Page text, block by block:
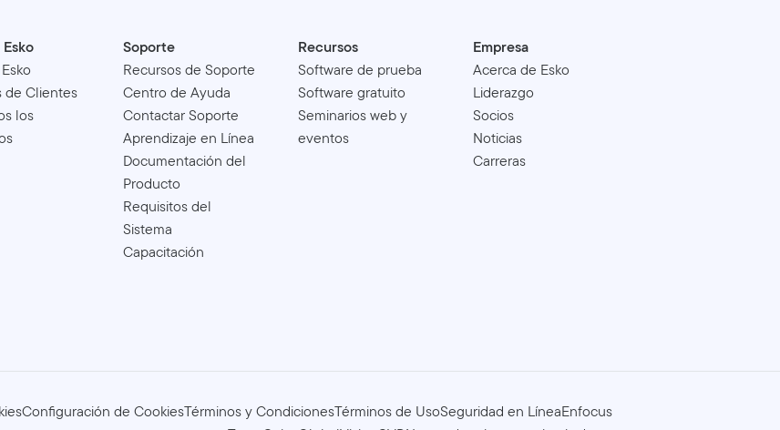
de Clientes
los
Soporte
Recursos de Soporte
Centro de Ayuda
Contactar Soporte
Aprendizaje en Línea
Documentación del
Producto
Requisitos del
Sistema
Capacitación
Recursos
Software de prueba
Software gratuito
Seminarios web y
eventos
Empresa
Acerca de Esko
Liderazgo
Socios
Noticias
Carreras
Configuración de CookiesTérminos y CondicionesTérminos de UsoSeguridad en LíneaEnfocus